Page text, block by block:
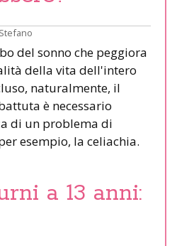
del sonno che peggiora
della vita dell'intero
naturalmente, il
è necessario
di un problema di
esempio, la celiachia.
a 13 anni: